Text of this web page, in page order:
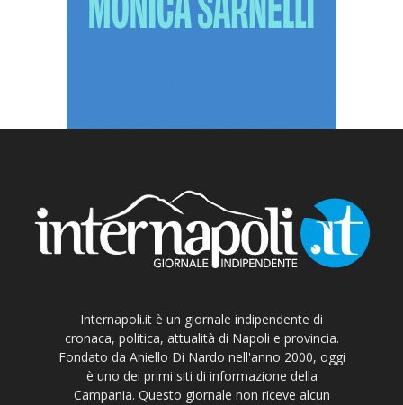
Internapoli.it è un giornale indipendente di
cronaca, politica, attualità di Napoli e provincia.
Fondato da Aniello Di Nardo nell'anno 2000, oggi
è uno dei primi siti di informazione della
Campania. Questo giornale non riceve alcun